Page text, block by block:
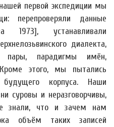
первой экспедиции мы
перепроверяли данные
1973], устанавливали
диалекта,
пары, парадигмы имён,
этого, мы пытались
корпуса. Наши
суровы и неразговорчивы,
знали, что и зачем нам
объём таких записей